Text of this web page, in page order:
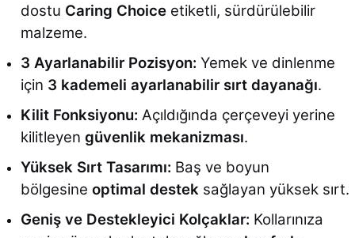
dostu Caring Choiceetiketli, sürdürülebilir
malzeme.
3 Ayarlanabilir Pozisyon: Yemek ve dinlenme
için 3 kademeli ayarlanabilir sırt dayanağı.
Kilit Fonksiyonu: Açıldığında çerçeveyi yerine
kilitleyen güvenlik mekanizması.
Yüksek Sırt Tasarımı: Baş ve boyun
bölgesine optimal desteksağlayan yüksek sırt.
Geniş ve Destekleyici Kolçaklar: Kollarınıza